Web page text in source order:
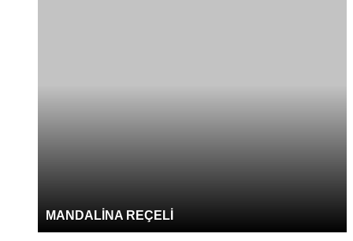
MANDALİNA REÇELİ